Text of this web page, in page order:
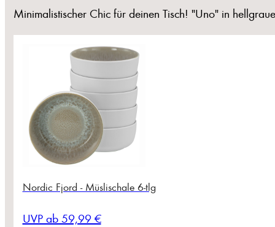
Minimalistischer Chic für deinen Tisch! "Uno" in
Nordic Fjord - Müslischale 6-tlg
UVP ab 59,99 €